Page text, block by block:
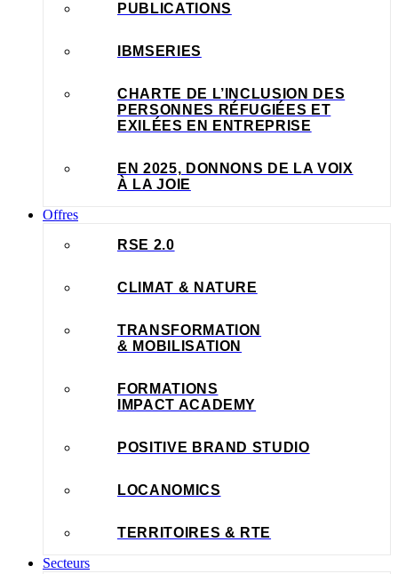
PUBLICATIONS
IBMSERIES
CHARTE DE L’INCLUSION DES
PERSONNES RÉFUGIÉES ET
EXILÉES EN ENTREPRISE
EN 2025, DONNONS DE LA VOIX
À LA JOIE
Offres
RSE 2.0
CLIMAT & NATURE
TRANSFORMATION
& MOBILISATION
FORMATIONS
IMPACT ACADEMY
POSITIVE BRAND STUDIO
LOCANOMICS
TERRITOIRES & RTE
Secteurs